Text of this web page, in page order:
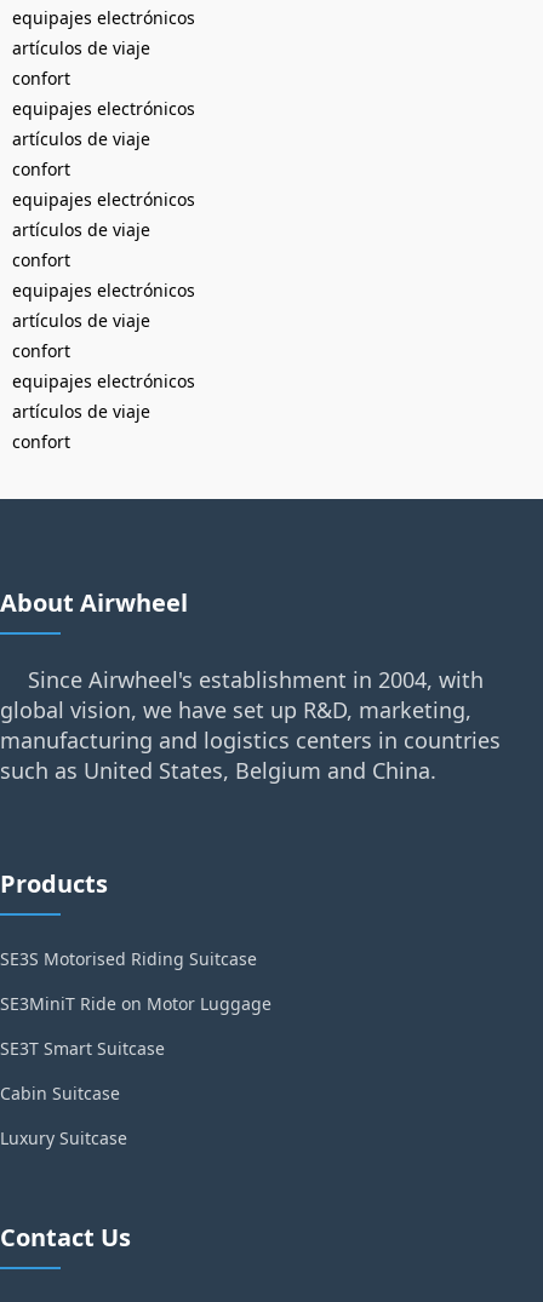
equipajes electrónicos
artículos de viaje
confort
equipajes electrónicos
artículos de viaje
confort
equipajes electrónicos
artículos de viaje
confort
equipajes electrónicos
artículos de viaje
confort
equipajes electrónicos
artículos de viaje
confort
About Airwheel
Since Airwheel's establishment in 2004, with
global vision, we have set up R&D, marketing,
manufacturing and logistics centers in countries
such as United States, Belgium and China.
Products
SE3S Motorised Riding Suitcase
SE3MiniT Ride on Motor Luggage
SE3T Smart Suitcase
Cabin Suitcase
Luxury Suitcase
Contact Us